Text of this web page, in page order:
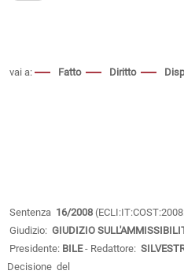
vai a: Fatto Diritto
Sentenza 16/2008
Giudizio: GIUDIZIO
Presidente: BILE- Redattore:
Decisione del